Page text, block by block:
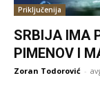
Priključenija
SRBIJA IMA
PIMENOV I
Zoran Todorović -